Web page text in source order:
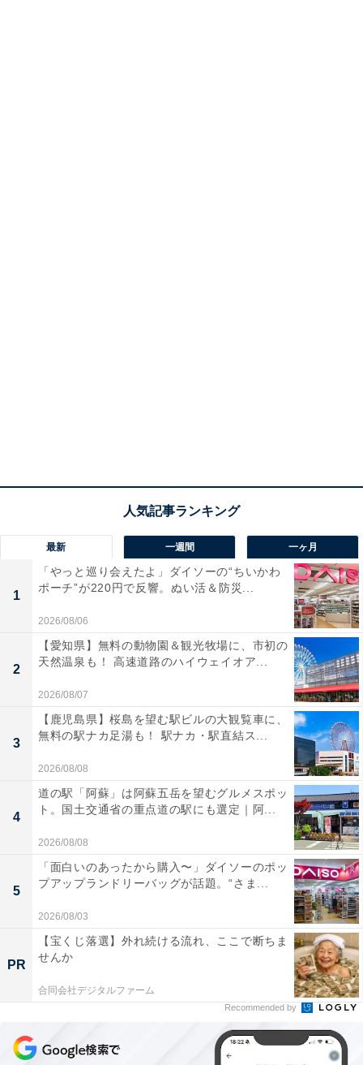
最新 一週間 一ヶ月
1
「やっと巡り会えたよ」ダイソーの“ちいかわ
ポーチ”が220円で反響。ぬい活＆防災...
2026/08/06
2
【愛知県】無料の動物園＆観光牧場に、市初の
天然温泉も！ 高速道路のハイウェイオア...
2026/08/07
3
【鹿児島県】桜島を望む駅ビルの大観覧車に、
無料の駅ナカ足湯も！ 駅ナカ・駅直結ス...
2026/08/08
4
道の駅「阿蘇」は阿蘇五岳を望むグルメスポッ
ト。国土交通省の重点道の駅にも選定｜阿...
2026/08/08
5
「面白いのあったから購入〜」ダイソーのポッ
プアップランドリーバッグが話題。“さま...
2026/08/03
PR
【宝くじ落選】外れ続ける流れ、ここで断ちま
せんか
合同会社デジタルファーム
Recommended by